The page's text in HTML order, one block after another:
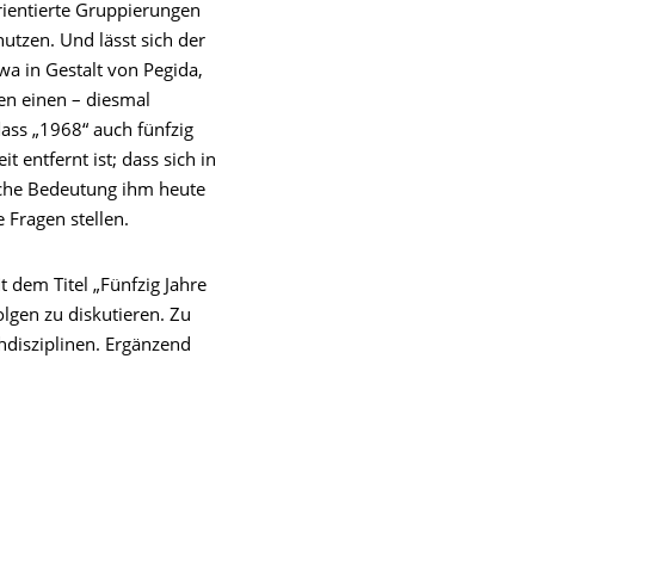
Gruppierungen
Und lässt sich der
in Gestalt von Pegida,
einen – diesmal
„1968“ auch fünfzig
entfernt ist; dass sich in
Bedeutung ihm heute
Fragen stellen.
Titel „Fünfzig Jahre
zu diskutieren. Zu
Ergänzend